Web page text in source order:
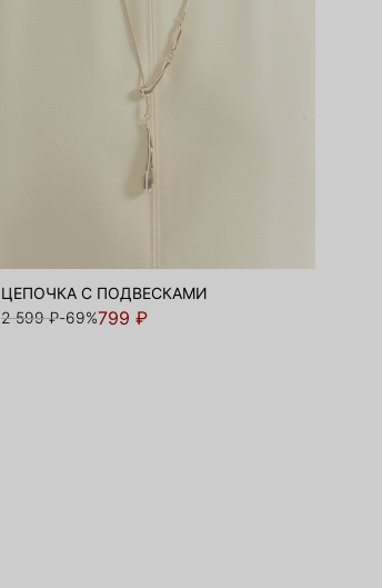
ЦЕПОЧКА С ПОДВЕСКАМИ
2 599 ₽-69%799 ₽